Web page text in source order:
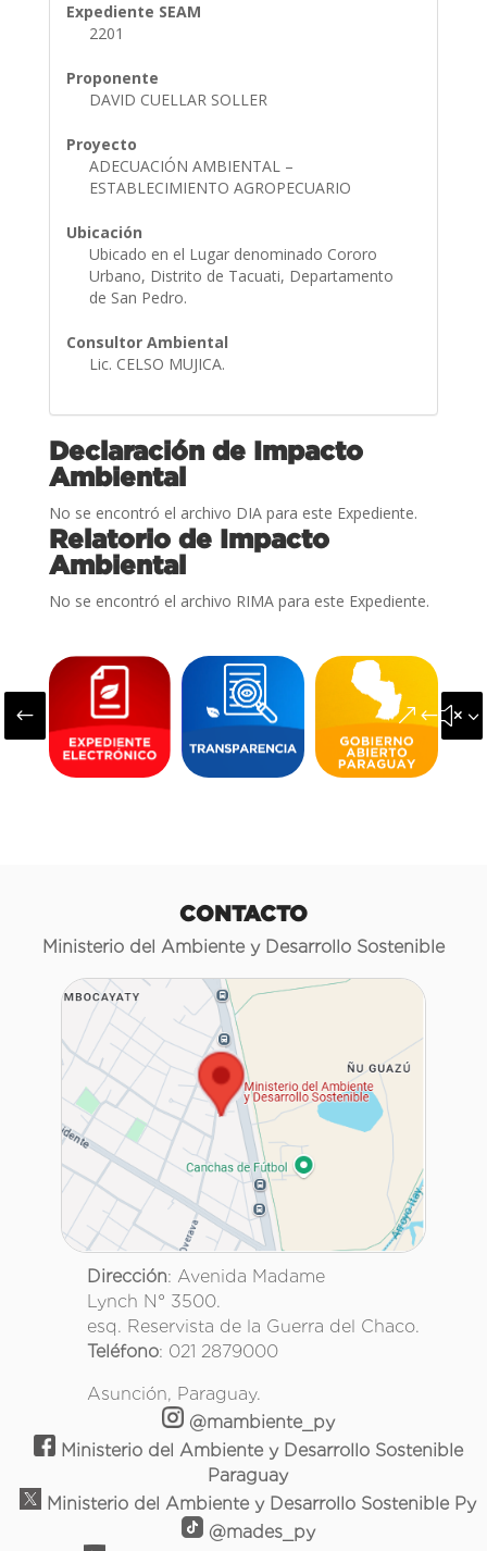
Expediente SEAM
2201
Proponente
DAVID CUELLAR SOLLER
Proyecto
ADECUACIÓN AMBIENTAL –
ESTABLECIMIENTO AGROPECUARIO
Ubicación
Ubicado en el Lugar denominado Cororo
Urbano, Distrito de Tacuati, Departamento
de San Pedro.
Consultor Ambiental
Lic. CELSO MUJICA.
Declaración de Impacto
Ambiental
No se encontró el archivo DIA para este Expediente.
Relatorio de Impacto
Ambiental
No se encontró el archivo RIMA para este Expediente.
#
CONTACTO
Ministerio del Ambiente y Desarrollo Sostenible
Dirección: Avenida Madame
Lynch N° 3500.
esq. Reservista de la Guerra del Chaco.
Teléfono: 021 2879000
Asunción, Paraguay.
@mambiente_py
Ministerio del Ambiente y Desarrollo Sostenible
Paraguay
Ministerio del Ambiente y Desarrollo Sostenible Py
@mades_py